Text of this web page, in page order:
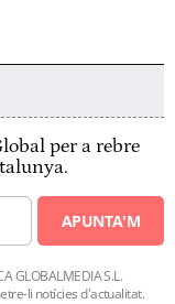
per a rebre
APUNTA'M
GLOBALMEDIA S.L.
li notícies d'actualitat.